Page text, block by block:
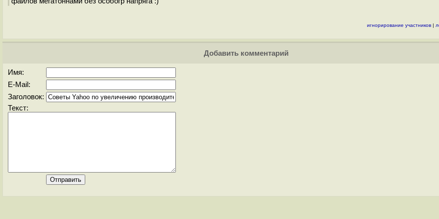
игнорирование участников |
Добавить комментарий
Имя:
E-Mail:
Заголовок:
Текст: